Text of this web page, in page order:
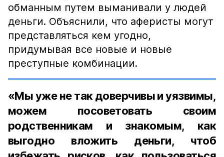
обманным путем выманивали у людей
деньги. Объяснили, что аферисты могут
представляться кем угодно,
придумывая все новые и новые
преступные комбинации.
«Мы уже не так доверчивы и уязвимы,
можем посоветовать своим
родственникам и знакомым, как
выгодно вложить деньги, чтоб